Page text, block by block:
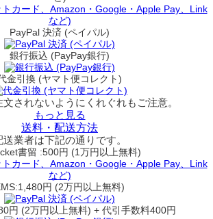
PayPal 決済 (ペイパル)
銀行振込 (PayPay銀行)
金引換 (ヤマト便コレクト)
されないようにくれぐれもご注意。
もっと見る
送料・配送方法
送業者は下記の通りです。
書留 :500円 (1万円以上無料)
円 (2万円以上無料)
円 (2万円以上無料) + 代引手数料400円